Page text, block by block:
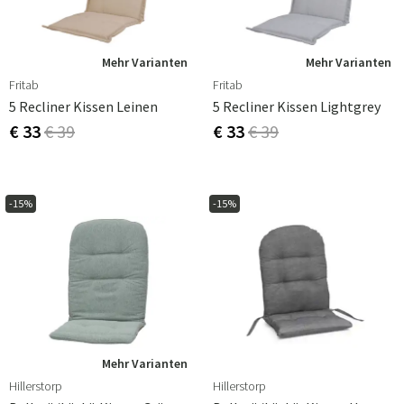
Mehr Varianten
Fritab
5 Recliner Kissen Leinen
€ 33€ 39
Mehr Varianten
Fritab
5 Recliner Kissen Lightgrey
€ 33€ 39
-15%
Mehr Varianten
Hillerstorp
-15%
Hillerstorp